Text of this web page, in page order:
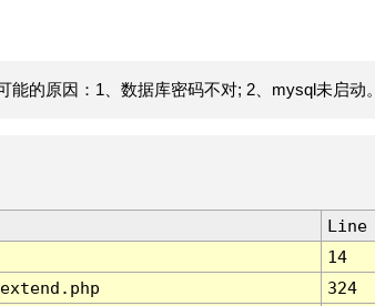
的原因：1、数据库密码不对; 2、mysql未启动。
Line
14
324